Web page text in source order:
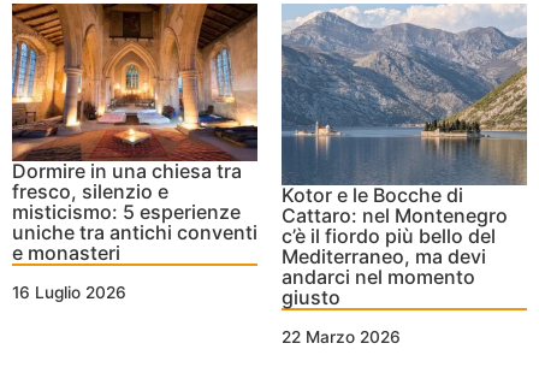
Dormire in una chiesa tra
fresco, silenzio e
misticismo: 5 esperienze
uniche tra antichi conventi
e monasteri
16 Luglio 2026
Kotor e le Bocche di
Cattaro: nel Montenegro
c’è il fiordo più bello del
Mediterraneo, ma devi
andarci nel momento
giusto
22 Marzo 2026